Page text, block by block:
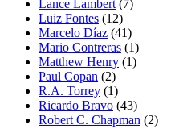
Lance Lambert(7)
Luiz Fontes (12)
Marcelo Díaz (41)
Mario Contreras (1)
Matthew Henry (1)
Paul Copan (2)
R.A. Torrey (1)
Ricardo Bravo (43)
Robert C. Chapman (2)